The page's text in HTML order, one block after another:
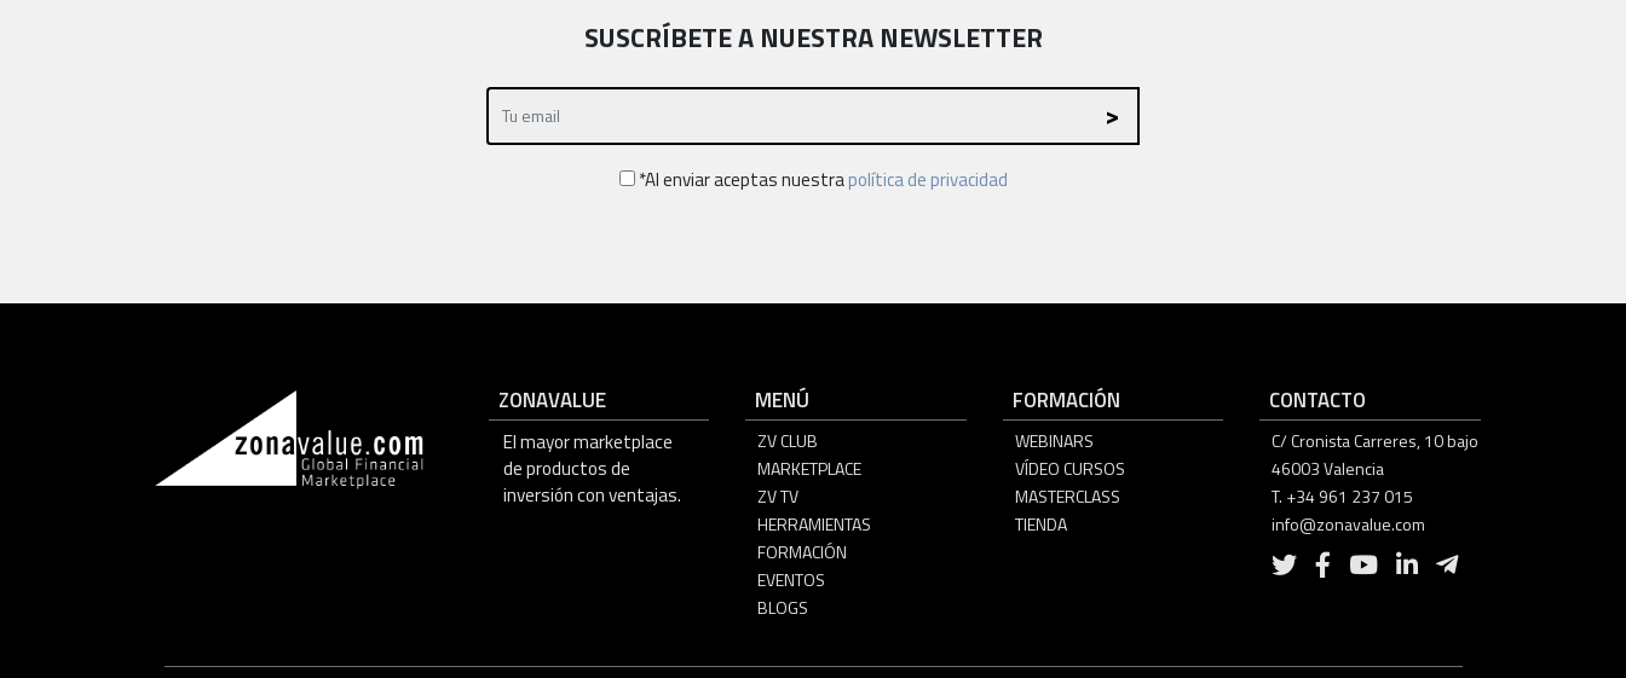
SUSCRÍBETE A NUESTRA NEWSLETTER
*Al enviar aceptas nuestrapolítica de privacidad
ZONAVALUE
El mayor marketplace
de productos de
inversión con ventajas.
MENÚ
ZV CLUB
MARKETPLACE
ZV TV
HERRAMIENTAS
FORMACIÓN
EVENTOS
BLOGS
FORMACIÓN
WEBINARS
VÍDEO CURSOS
MASTERCLASS
TIENDA
CONTACTO
C/ Cronista Carreres, 10 bajo
46003 Valencia
T. +34 961 237 015
info@zonavalue.com